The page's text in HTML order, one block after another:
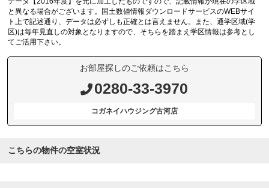
と異なる場合がございます。国土数値情報ダウンロードサービスのWEBサイ
ト上で記述通り、データは必ずしも正確とは言えません。また、通学区域(学
区)は毎年見直しの対象となりますので、そちらを踏まえ学区情報は参考とし
てご活用下さい。
お部屋探しのご依頼はこちら
0280-33-3970
コガネイハウジング古河店
こちらの物件の空室状況